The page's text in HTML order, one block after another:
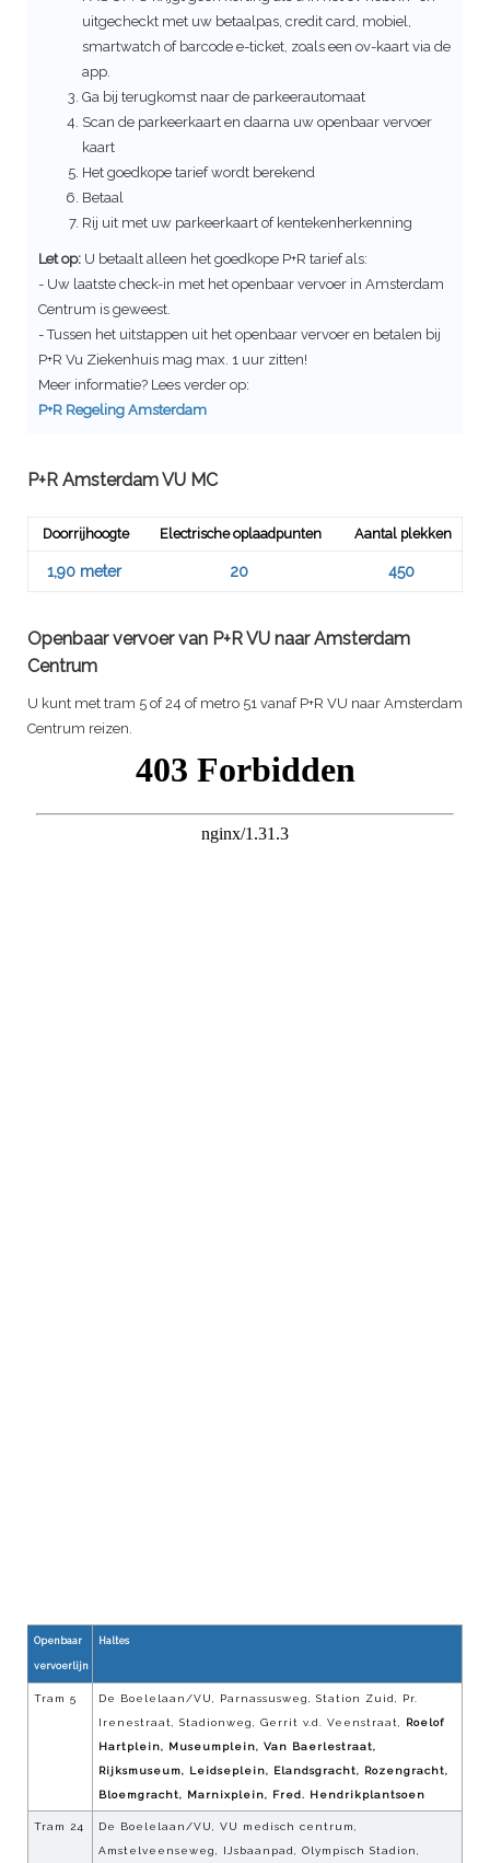
uitgecheckt met uw betaalpas, credit card, mobiel,
smartwatch of barcode e-ticket, zoals een ov-kaart via de
app.
Ga bij terugkomst naar de parkeerautomaat
Scan de parkeerkaart en daarna uw openbaar vervoer
kaart
Het goedkope tarief wordt berekend
Betaal
Rij uit met uw parkeerkaart of kentekenherkenning
Let op: U betaalt alleen het goedkope P+R tarief als:
- Uw laatste check-in met het openbaar vervoer in Amsterdam
Centrum is geweest.
- Tussen het uitstappen uit het openbaar vervoer en betalen bij
P+R Vu Ziekenhuis mag max. 1 uur zitten!
Meer informatie? Lees verder op:
P+R Regeling Amsterdam
P+R Amsterdam VU MC
Doorrijhoogte Electrische oplaadpunten Aantal plekken
1,90 meter 20 450
Openbaar vervoer van P+R VU naar Amsterdam
Centrum
U kunt met tram 5 of 24 of metro 51 vanaf P+R VU naar Amsterdam
Centrum reizen.
Openbaar
vervoerlijn
Haltes
Tram 5
De Boelelaan/VU, Parnassusweg, Station Zuid, Pr.
Irenestraat, Stadionweg, Gerrit v.d. Veenstraat, Roelof
Hartplein, Museumplein, Van Baerlestraat,
Rijksmuseum, Leidseplein, Elandsgracht, Rozengracht,
Bloemgracht, Marnixplein, Fred. Hendrikplantsoen
Tram 24
De Boelelaan/VU, VU medisch centrum,
Amstelveenseweg, IJsbaanpad, Olympisch Stadion,